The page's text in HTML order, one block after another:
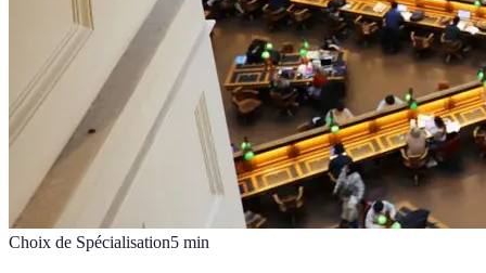
Choix de Spécialisation5 min